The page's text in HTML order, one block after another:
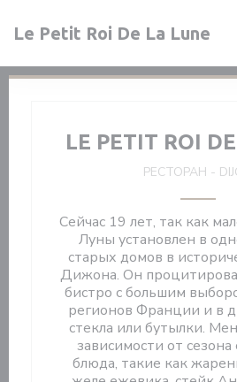
Le Petit Roi De La Lune
LE PETIT ROI
РЕСТОРАН -
Сейчас 19 лет, так как
Луны установлен в
старых домов в
Дижона. Он
бистро с большим
регионов Франции и в
стекла или бутылки.
зависимости от
блюда, такие как